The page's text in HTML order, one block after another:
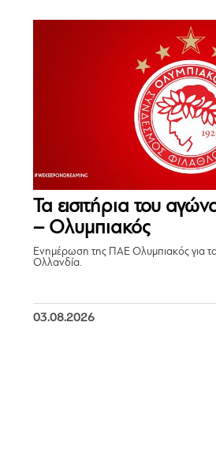
Τα εισιτήρια του
– Ολυμπιακός
Ενημέρωση της ΠΑΕ Ολυμπιακός για
Ολλανδία.
03.08.2026